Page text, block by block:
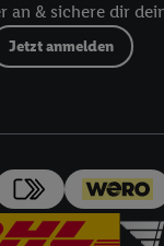
& sichere dir
Jetzt anmelden
ausspielen können.
unten erläuterten
von Utiq
Marketing“
Speicherdauer der
finden Sie in unseren